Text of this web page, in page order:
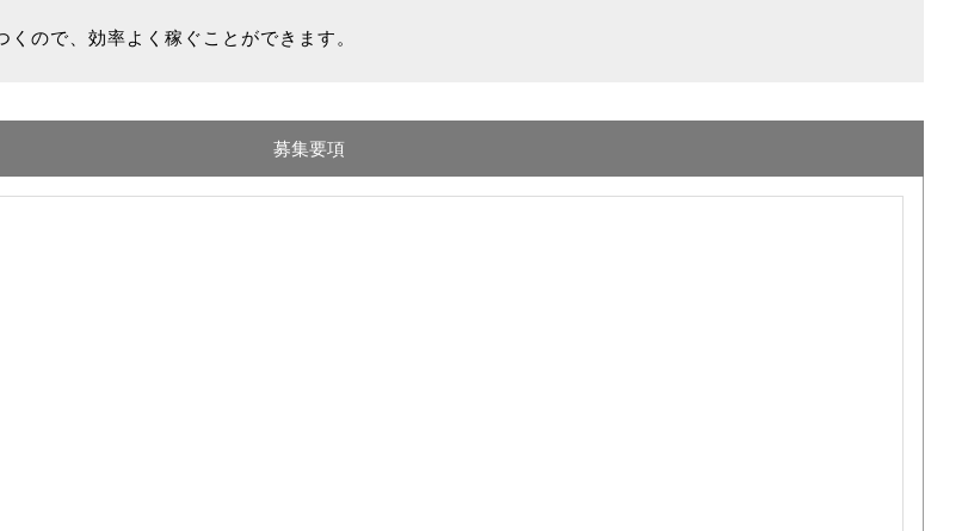
ので、効率よく稼ぐことができます。
募集要項